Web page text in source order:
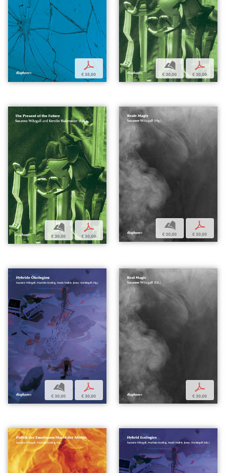
p
€ 35,00
b
€ 30,00
p
€ 30,00
b
€ 30,00
p
€ 30,00
b
€ 30,00
p
€ 30,00
b
€ 30,00
p
€ 30,00
p
€ 30,00